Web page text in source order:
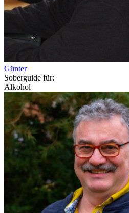
Günter
Soberguide für:
Alkohol